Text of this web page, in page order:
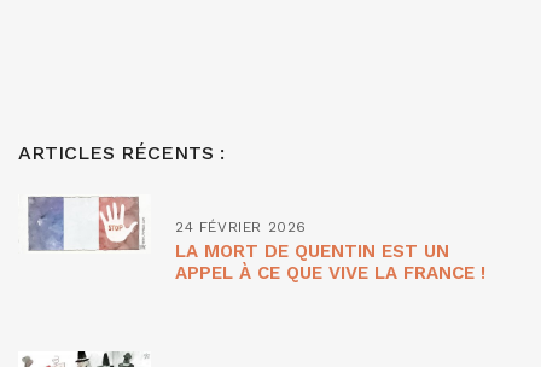
ARTICLES RÉCENTS :
24 FÉVRIER 2026
LA MORT DE QUENTIN EST UN
APPEL À CE QUE VIVE LA FRANCE !